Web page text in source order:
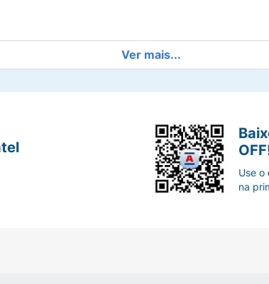
a inflamação da acne.
e limpeza na aplicação.
Ver mais...
Use o
na